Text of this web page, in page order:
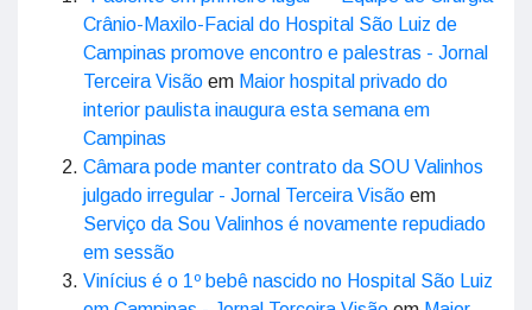
Crânio-Maxilo-Facial do Hospital São Luiz de
Campinas promove encontro e palestras - Jornal
Terceira Visão em Maior hospital privado do
interior paulista inaugura esta semana em
Campinas
Câmara pode manter contrato da SOU Valinhos
julgado irregular - Jornal Terceira Visão em
Serviço da Sou Valinhos é novamente repudiado
em sessão
Vinícius é o 1º bebê nascido no Hospital São Luiz